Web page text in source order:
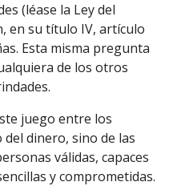
(léase la Ley del
en su título IV, artículo
Esta misma pregunta
de los otros
juego entre los
dinero, sino de las
válidas, capaces
y comprometidas.